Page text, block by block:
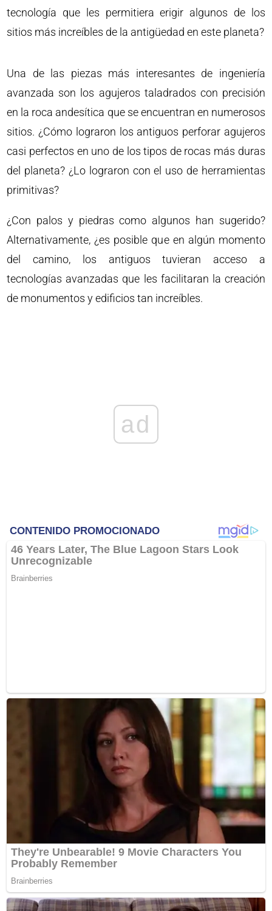
tecnología que les permitiera erigir algunos de los
sitios más increíbles de la antigüedad en este planeta?
Una de las piezas más interesantes de ingeniería
avanzada son los agujeros taladrados con precisión
en la roca andesítica que se encuentran en numerosos
sitios. ¿Cómo lograron los antiguos perforar agujeros
casi perfectos en uno de los tipos de rocas más duras
del planeta? ¿Lo lograron con el uso de herramientas
primitivas?
¿Con palos y piedras como algunos han sugerido?
Alternativamente, ¿es posible que en algún momento
del camino, los antiguos tuvieran acceso a
tecnologías avanzadas que les facilitaran la creación
de monumentos y edificios tan increíbles.
ad